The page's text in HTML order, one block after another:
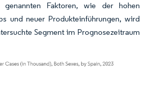
Faktoren, wie der hohen
und neuer Produkteinführungen, wird
Segment im Prognosezeitraum